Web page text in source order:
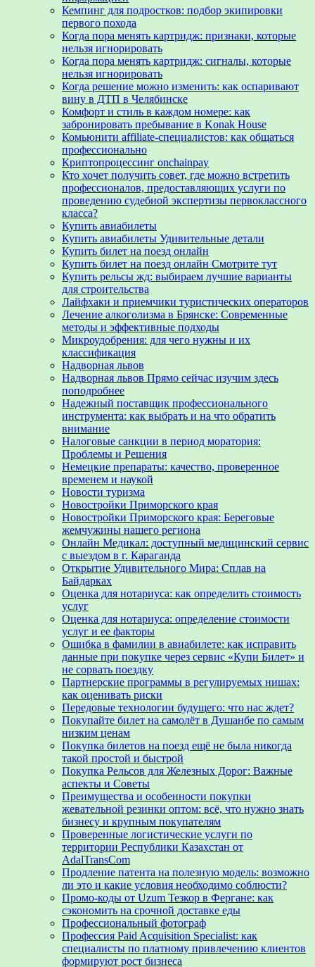
Кемпинг для подростков: подбор экипировки
первого похода
Когда пора менять картридж: признаки, которые
нельзя игнорировать
Когда пора менять картридж: сигналы, которые
нельзя игнорировать
Когда решение можно изменить: как оспаривают
вину в ДТП в Челябинске
Комфорт и стиль в каждом номере: как
забронировать пребывание в Konak House
Комьюнити affiliate-специалистов: как общаться
профессионально
Криптопроцессинг onchainpay
Кто хочет получить совет, где можно встретить
профессионалов, предоставляющих услуги по
проведению судебной экспертизы первоклассного
класса?
Купить авиабилеты
Купить авиабилеты Удивительные детали
Купить билет на поезд онлайн
Купить билет на поезд онлайн Смотрите тут
Купить рельсы жд: выбираем лучшие варианты
для строительства
Лайфхаки и приемчики туристических операторов
Лечение алкоголизма в Брянске: Современные
методы и эффективные подходы
Микроудобрения: для чего нужны и их
классификация
Надворная львов
Надворная львов Прямо сейчас изучим здесь
поподробнее
Надежный поставщик профессионального
инструмента: как выбрать и на что обратить
внимание
Налоговые санкции в период моратория:
Проблемы и Решения
Немецкие препараты: качество, проверенное
временем и наукой
Новости туризма
Новостройки Приморского края
Новостройки Приморского края: Береговые
жемчужины нашего региона
Онлайн Медикал: доступный медицинский сервис
с выездом в г. Караганда
Открытие Удивительного Мира: Сплав на
Байдарках
Оценка для нотариуса: как определить стоимость
услуг
Оценка для нотариуса: определение стоимости
услуг и ее факторы
Ошибка в фамилии в авиабилете: как исправить
данные при покупке через сервис «Купи Билет» и
не сорвать поездку
Партнерские программы в регулируемых нишах:
как оценивать риски
Передовые технологии будущего: что нас ждет?
Покупайте билет на самолёт в Душанбе по самым
низким ценам
Покупка билетов на поезд ещё не была никогда
такой простой и быстрой
Покупка Рельсов для Железных Дорог: Важные
аспекты и Советы
Преимущества и особенности покупки
жевательной резинки оптом: всё, что нужно знать
бизнесу и крупным покупателям
Проверенные логистические услуги по
территории Республики Казахстан от
AdalTransCom
Продление патента на полезную модель: возможно
ли это и какие условия необходимо соблюсти?
Промо-коды от Uzum Тезкор в Фергане: как
сэкономить на срочной доставке еды
Профессиональный фотограф
Профессия Paid Acquisition Specialist: как
специалисты по платному привлечению клиентов
формируют рост бизнеса